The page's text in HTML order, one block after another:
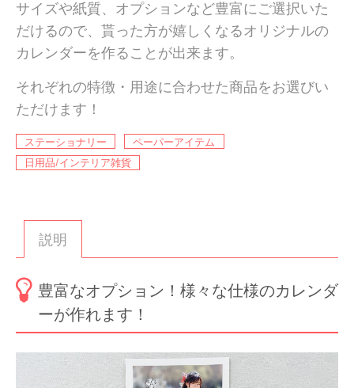
サイズや紙質、オプションなど豊富にご選択いた
だけるので、貰った方が嬉しくなるオリジナルの
カレンダーを作ることが出来ます。
それぞれの特徴・用途に合わせた商品をお選びい
ただけます！
ステーショナリー
ペーパーアイテム
日用品/インテリア雑貨
説明
豊富なオプション！様々な仕様のカレンダ
ーが作れます！